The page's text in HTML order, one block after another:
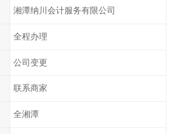
湘潭纳川会计服务有限公司
全程办理
公司变更
联系商家
全湘潭